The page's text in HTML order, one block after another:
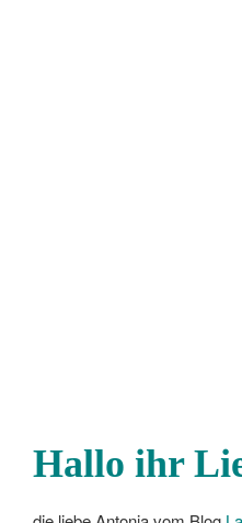
Hallo ihr